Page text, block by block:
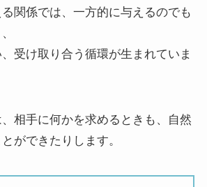
関係では、一方的に与えるのでも
受け取り合う循環が生まれていま
相手に何かを求めるときも、自然
ができたりします。